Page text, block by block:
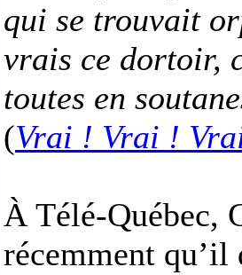
qui se trouvait
vrais ce dortoir,
toutes en
(Vrai ! Vrai !
À Télé-Québec,
récemment